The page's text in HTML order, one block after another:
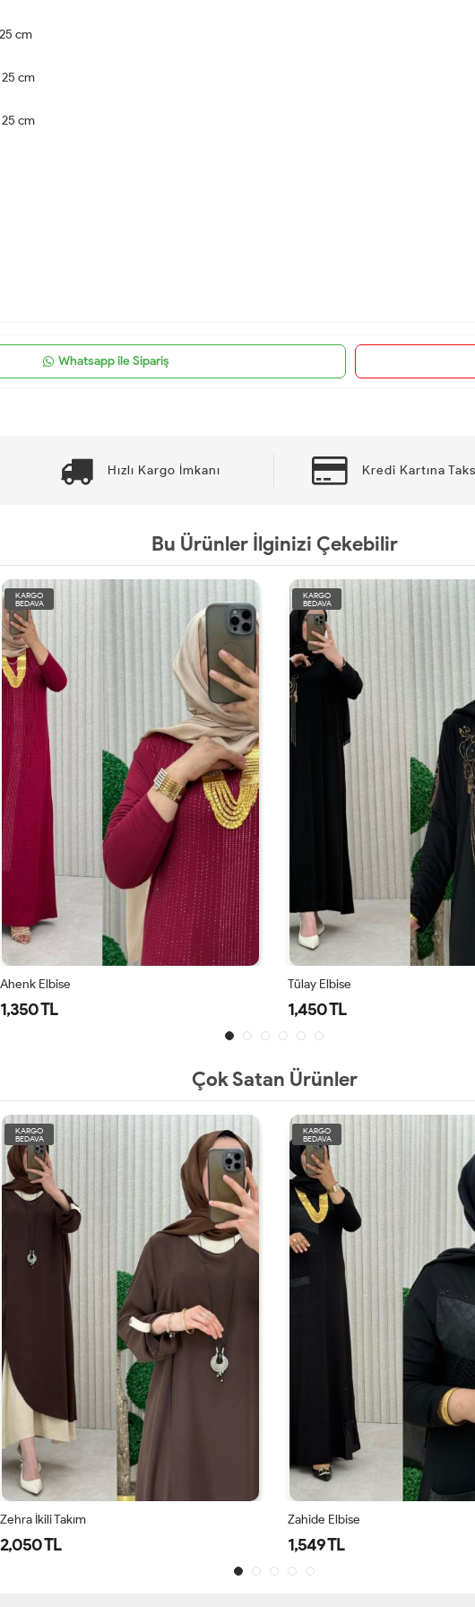
cm
cm
cm
Whatsapp ile Sipariş
Hızlı Kargo İmkanı Kredi Kartına
Bu Ürünler İlginizi Çekebilir
KARGO
BEDAVA
Ahenk Elbise
1,350 TL
KARGO
BEDAVA
Tülay Elbise
1,450 TL
Çok Satan Ürünler
KARGO
BEDAVA
Zehra İkili Takım
2,050 TL
KARGO
BEDAVA
Zahide Elbise
1,549 TL